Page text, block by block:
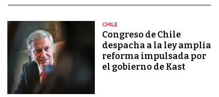
CHILE
Congreso de Chile
despacha a la ley amplia
reforma impulsada por
el gobierno de Kast